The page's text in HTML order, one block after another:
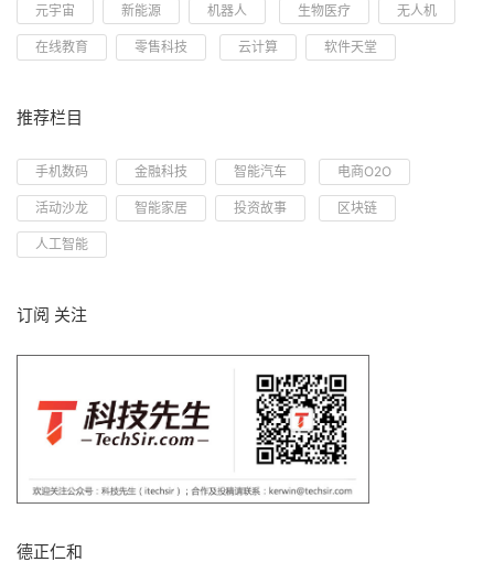
元宇宙 新能源 机器人 生物医疗 无人机
在线教育 零售科技 云计算 软件天堂
推荐栏目
手机数码 金融科技 智能汽车 电商O2O
活动沙龙 智能家居 投资故事 区块链
人工智能
订阅 关注
德正仁和